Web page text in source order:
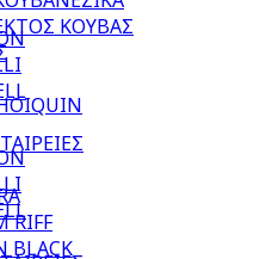
RIFF
BLACK
ΚΟΥΒΑΣ